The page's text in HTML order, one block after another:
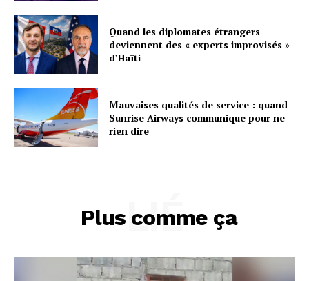
Quand les diplomates étrangers
deviennent des « experts improvisés »
d’Haïti
Mauvaises qualités de service : quand
Sunrise Airways communique pour ne
rien dire
Plus comme ça
LIÉ